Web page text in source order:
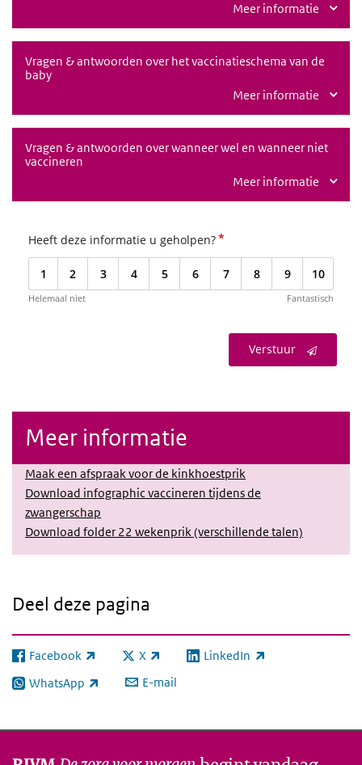
Meer informatie
Vragen & antwoorden over het vaccinatieschema van de
baby
Meer informatie
Vragen & antwoorden over wanneer wel en wanneer niet
vaccineren
Meer informatie
Heeft deze informatie u geholpen?*
1 2 3 4 5 6 7 8 9 10
Helemaal niet Fantastisch
Verstuur
Meer informatie
Maak een afspraak voor de kinkhoestprik
Download infographic vaccineren tijdens de
zwangerschap
Download folder 22 wekenprik (verschillende talen)
Deel deze pagina
Facebook
(externe link) X
(externe link) LinkedIn
(externe link)
WhatsApp
(externe link) E-mail